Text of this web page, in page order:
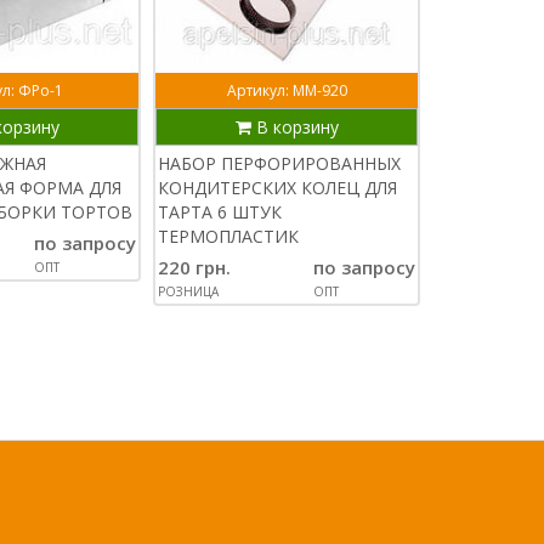
ФРо-1
ФОРМА ДЛЯ
ТОРТОВ
по запросу
ОПТ
Артикул: ММ-920
В корзину
НАБОР ПЕРФОРИРОВАННЫХ
КОНДИТЕРСКИХ КОЛЕЦ ДЛЯ
ТАРТА 6 ШТУК
ТЕРМОПЛАСТИК
220 грн.
РОЗНИЦА
по запросу
ОПТ